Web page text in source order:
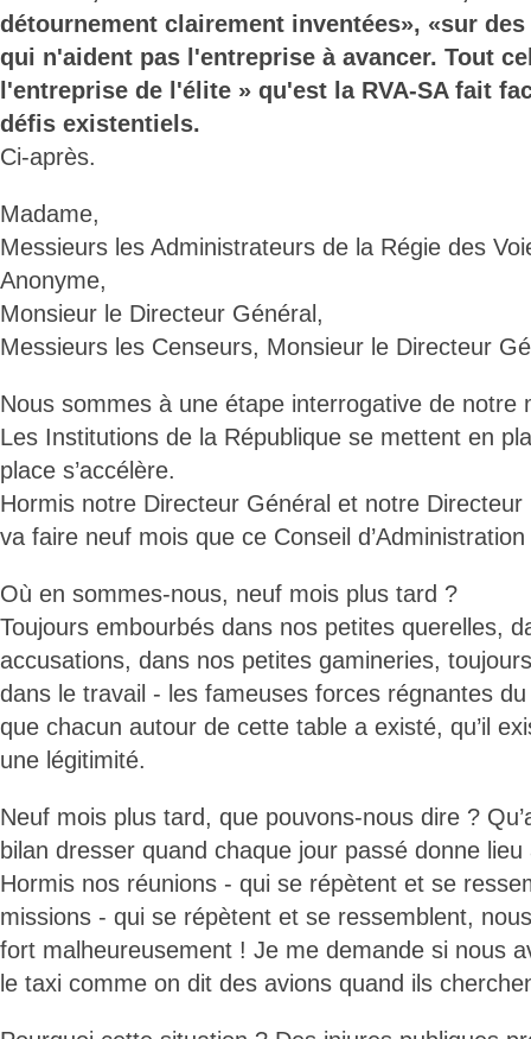
détournement clairement inventées», «sur
qui n'aident pas l'entreprise à avancer. Tout
l'entreprise de l'élite » qu'est la RVA-SA fait
défis existentiels.
Ci-après.
Madame,
Messieurs les Administrateurs de la Régie des
Anonyme,
Monsieur le Directeur Général,
Messieurs les Censeurs, Monsieur le Directeur
Nous sommes à une étape interrogative de notre
Les Institutions de la République se mettent en
place s’accélère.
Hormis notre Directeur Général et notre Directeur
va faire neuf mois que ce Conseil
Où en sommes-nous, neuf mois plus tard ?
Toujours embourbés dans nos petites querelles,
accusations, dans nos petites gamineries,
dans le travail - les fameuses forces régnantes
que chacun autour de cette table a existé, qu’il
une légitimité.
Neuf mois plus tard, que pouvons-nous dire ?
bilan dresser quand chaque jour passé donne
Hormis nos réunions - qui se répètent et se
missions - qui se répètent et se ressemblent,
fort malheureusement ! Je me demande si nous
le taxi comme on dit des avions quand ils